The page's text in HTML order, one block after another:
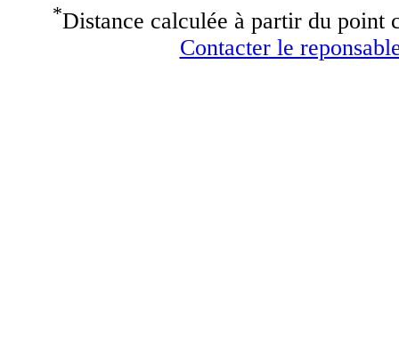
*Distance calculée à partir du point
Contacter le